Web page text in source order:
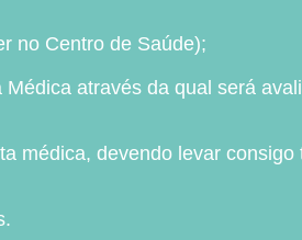
no Centro de Saúde);
através da qual será
médica, devendo levar consigo